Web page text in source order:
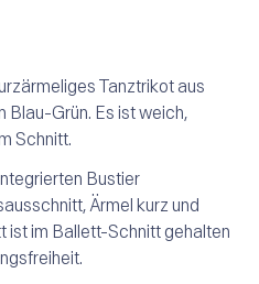
Tanztrikot aus
Blau-Grün. Es ist weich,
Schnitt.
Bustier
Ärmel kurz und
ist im Ballett-Schnitt gehalten